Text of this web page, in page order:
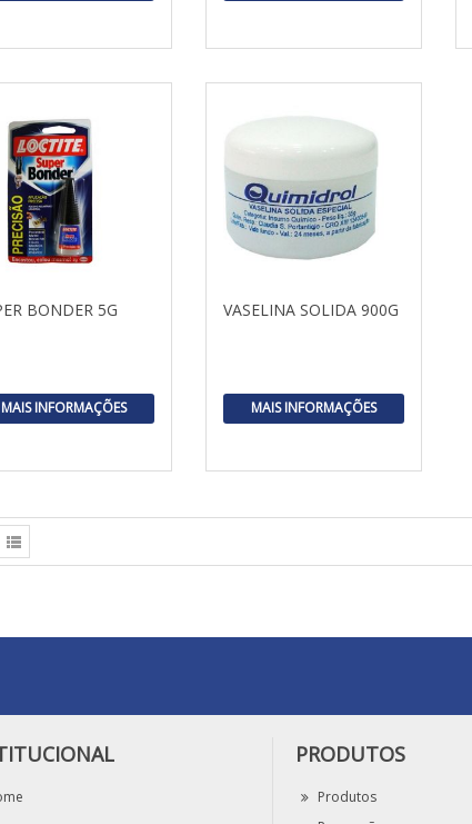
BONDER 5G
MAIS INFORMAÇÕES
VASELINA SOLIDA 900G
MAIS INFORMAÇÕES
PRODUTOS
Produtos